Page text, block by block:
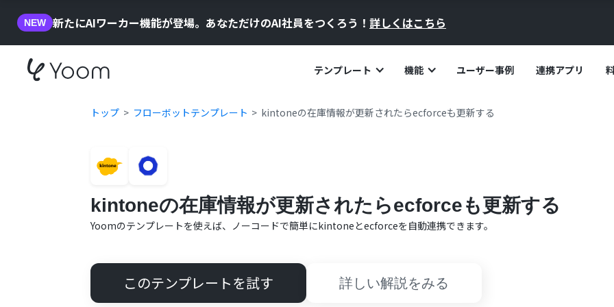
NEW 新たにAIワーカー機能が登場。あなただけのAI社員をつくろう！ 詳しくはこちら
テンプレート 機能 ユーザー事例 連携アプリ
トップ フローボットテンプレート kintoneの在庫情報が更新されたらecforceも更新する
kintoneの在庫情報が更新されたらecforceも更新する
Yoomのテンプレートを使えば、ノーコードで簡単にkintoneとecforceを自動連携できます。
このテンプレートを試す 詳しい解説をみる